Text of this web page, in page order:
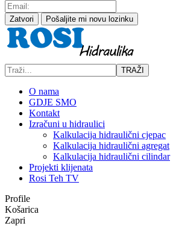
Zatvori Pošaljite mi novu lozinku
TRAŽI
O nama
GDJE SMO
Kontakt
Izračuni u hidraulici
Kalkulacija hidraulični cjepac
Kalkulacija hidraulični agregat
Kalkulacija hidraulični cilindar
Projekti klijenata
Rosi Teh TV
Profile
Košarica
Zapri